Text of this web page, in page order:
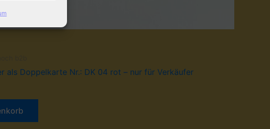
als Doppelkarte Nr.: DK 04 rot – nur für Verkäufer